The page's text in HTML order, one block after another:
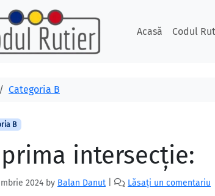
Acasă Codul
Categoria B
B
intersecţie:
2024 by Balan Danut Lăsați un comentariu